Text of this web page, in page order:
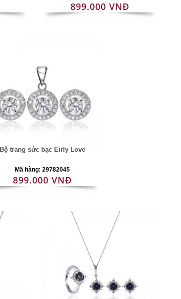
899.000 VNĐ
Bộ trang sức bạc Eirly Love
Mã hàng: 29782045
899.000 VNĐ